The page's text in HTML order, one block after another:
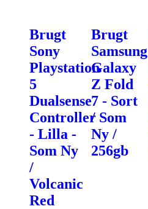
Brugt
Sony
Playstation
5
Dualsense
Controller
- Lilla -
Som Ny
/
Volcanic
Red
Brugt
Samsung
Galaxy
Z Fold
7 - Sort
/ Som
Ny /
256gb